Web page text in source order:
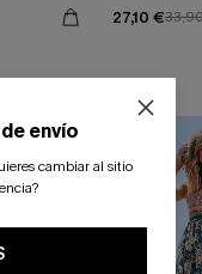
27,10 €
envío
cambiar al sitio